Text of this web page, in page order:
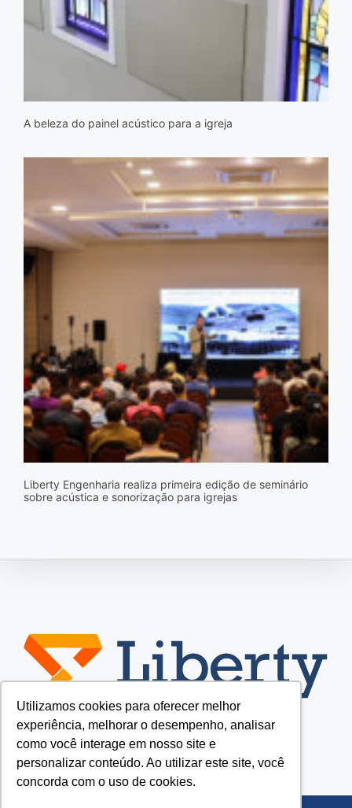
Utilizamos cookies para oferecer melhor
experiência, melhorar o desempenho, analisar
como você interage em nosso site e
personalizar conteúdo. Ao utilizar este site, você
concorda com o uso de cookies.
A beleza do painel acústico para a igreja
Liberty Engenharia realiza primeira edição de seminário
sobre acústica e sonorização para igrejas